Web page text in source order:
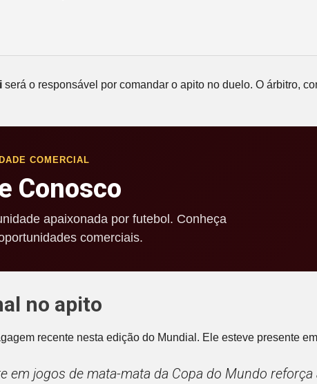
será o responsável por comandar o apito no duelo. O árbitro,
COMERCIAL
Conosco
apaixonada por futebol. Conheça
comerciais.
no apito
recente nesta edição do Mundial. Ele esteve presente
em jogos de mata-mata da Copa do Mundo